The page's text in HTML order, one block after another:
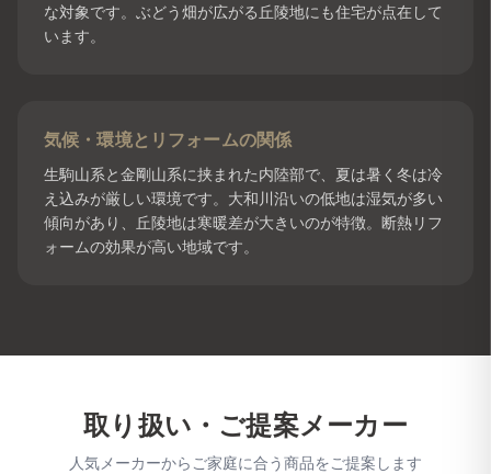
な対象です。ぶどう畑が広がる丘陵地にも住宅が点在して
います。
気候・環境とリフォームの関係
生駒山系と金剛山系に挟まれた内陸部で、夏は暑く冬は冷
え込みが厳しい環境です。大和川沿いの低地は湿気が多い
傾向があり、丘陵地は寒暖差が大きいのが特徴。断熱リフ
ォームの効果が高い地域です。
取り扱い・ご提案メーカー
人気メーカーからご家庭に合う商品をご提案します